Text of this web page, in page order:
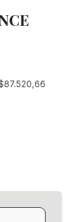
87.520,66